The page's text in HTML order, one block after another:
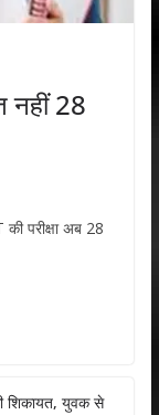
28
परीक्षा अब 28
शिकायत, युवक से